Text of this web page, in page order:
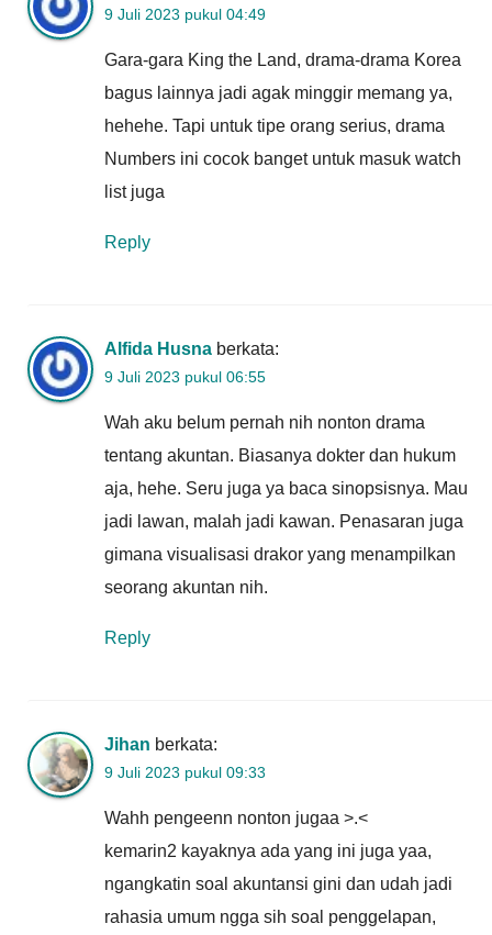
9 Juli 2023 pukul 04:49
Gara-gara King the Land, drama-drama Korea
bagus lainnya jadi agak minggir memang ya,
hehehe. Tapi untuk tipe orang serius, drama
Numbers ini cocok banget untuk masuk watch
list juga
Reply
Alfida Husna berkata:
9 Juli 2023 pukul 06:55
Wah aku belum pernah nih nonton drama
tentang akuntan. Biasanya dokter dan hukum
aja, hehe. Seru juga ya baca sinopsisnya. Mau
jadi lawan, malah jadi kawan. Penasaran juga
gimana visualisasi drakor yang menampilkan
seorang akuntan nih.
Reply
Jihan berkata:
9 Juli 2023 pukul 09:33
Wahh pengeenn nonton jugaa >.<
kemarin2 kayaknya ada yang ini juga yaa,
ngangkatin soal akuntansi gini dan udah jadi
rahasia umum ngga sih soal penggelapan,